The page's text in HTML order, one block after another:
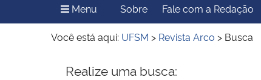
Ministério do Meio Ambiente Ministério do Turismo
Menu Menu Principal do Sítio
Sobre Fale com a Redação
Você está aqui: UFSM > Revista Arco > Busca
Início do conteúdo
Realize uma busca: